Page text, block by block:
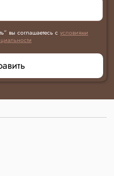
вы соглашаетесь с условиями